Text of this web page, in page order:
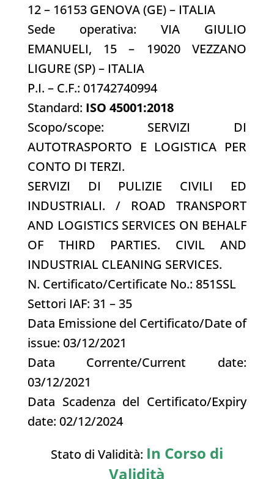
12 – 16153 GENOVA (GE) – ITALIA
Sede operativa: VIA GIULIO
EMANUELI, 15 – 19020 VEZZANO
LIGURE (SP) – ITALIA
P.I. – C.F.: 01742740994
Standard: ISO 45001:2018
Scopo/scope: SERVIZI DI
AUTOTRASPORTO E LOGISTICA PER
CONTO DI TERZI.
SERVIZI DI PULIZIE CIVILI ED
INDUSTRIALI. / ROAD TRANSPORT
AND LOGISTICS SERVICES ON BEHALF
OF THIRD PARTIES. CIVIL AND
INDUSTRIAL CLEANING SERVICES.
N. Certificato/Certificate No.: 851SSL
Settori IAF: 31 – 35
Data Emissione del Certificato/Date of
issue: 03/12/2021
Data Corrente/Current date:
03/12/2021
Data Scadenza del Certificato/Expiry
date: 02/12/2024
Stato di Validità: In Corso di
Validità